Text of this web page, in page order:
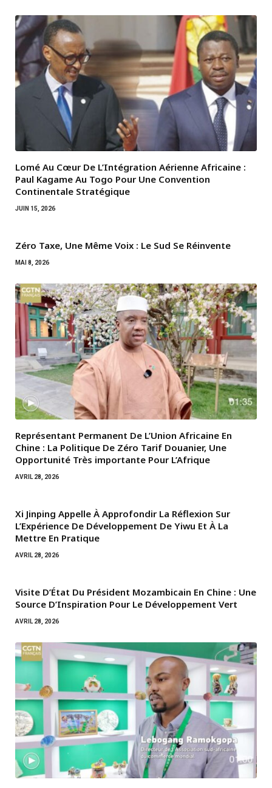
Lomé Au Cœur De L’Intégration Aérienne Africaine :
Paul Kagame Au Togo Pour Une Convention
Continentale Stratégique
JUIN 15, 2026
Zéro Taxe, Une Même Voix : Le Sud Se Réinvente
MAI 8, 2026
Représentant Permanent De L’Union Africaine En
Chine : La Politique De Zéro Tarif Douanier, Une
Opportunité Très importante Pour L’Afrique
AVRIL 28, 2026
Xi Jinping Appelle À Approfondir La Réflexion Sur
L’Expérience De Développement De Yiwu Et À La
Mettre En Pratique
AVRIL 28, 2026
Visite D’État Du Président Mozambicain En Chine : Une
Source D’Inspiration Pour Le Développement Vert
AVRIL 28, 2026